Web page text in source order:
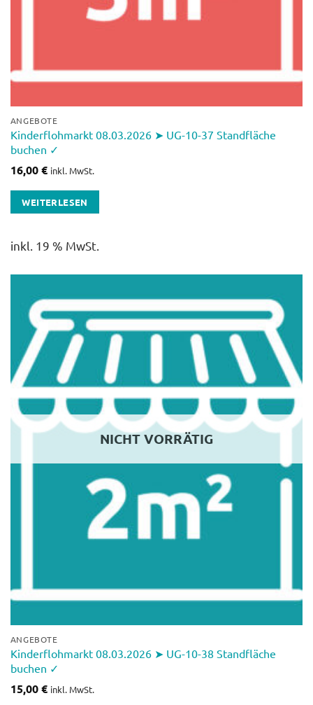
ANGEBOTE
Kinderflohmarkt 08.03.2026 ➤ UG-10-37 Standfläche
buchen ✓
16,00€ inkl. MwSt.
WEITERLESEN
inkl. 19 % MwSt.
NICHT VORRÄTIG
ANGEBOTE
Kinderflohmarkt 08.03.2026 ➤ UG-10-38 Standfläche
buchen ✓
15,00€ inkl. MwSt.